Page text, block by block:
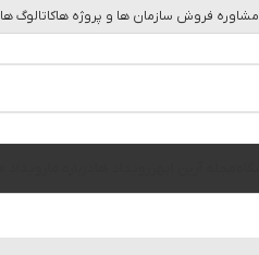
مشاوره فروش سازمان ها و پروژه هاکاتالوگ ها